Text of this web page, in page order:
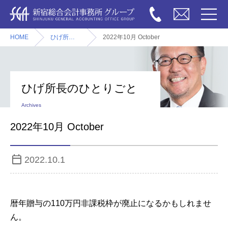
HOME ひげ所長のひとりごと 2022年10月 October
ひげ所長のひとりごと
Archives
2022年10月 October
2022.10.1
暦年贈与の110万円非課税枠が廃止になるかもしれませ
ん。